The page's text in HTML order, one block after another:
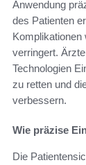
Anwendung
des Patienten
Komplikationen
verringert.
Technologien
zu retten und
verbessern.
Wie präzise
Die